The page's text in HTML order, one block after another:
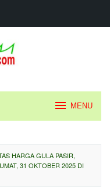
MENU
HARGA GULA PASIR,
31 OKTOBER 2025 DI